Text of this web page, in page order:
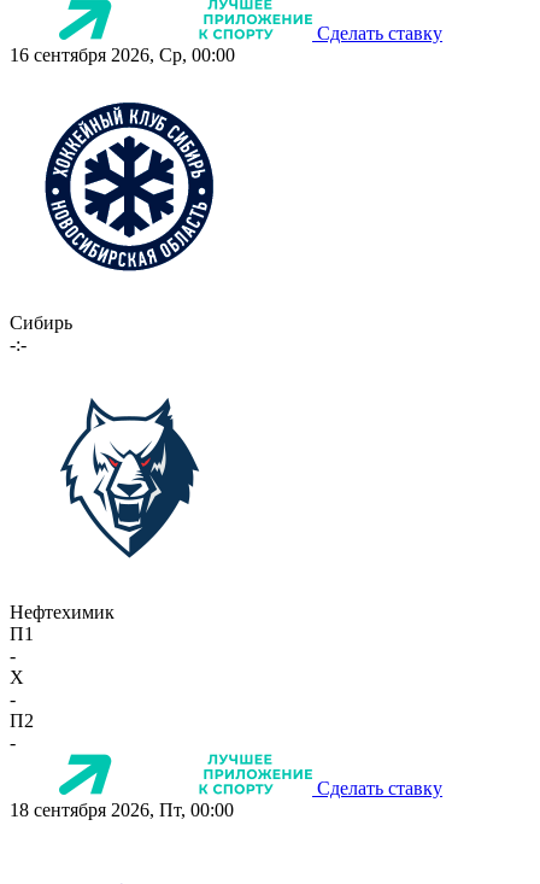
Сделать ставку
16 сентября 2026, Ср, 00:00
Сибирь
-:-
Нефтехимик
П1
-
X
-
П2
-
Сделать ставку
18 сентября 2026, Пт, 00:00